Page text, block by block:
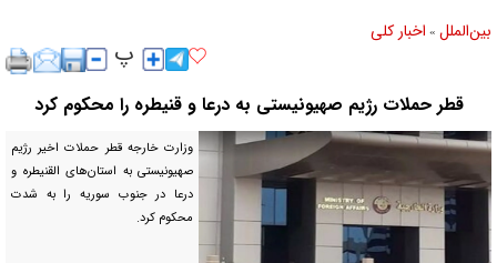
بين‌الملل » اخبار كلی
قطر حملات رژیم صهیونیستی به درعا و قنیطره را محکوم کرد
وزارت خارجه قطر حملات اخیر رژیم
صهیونیستی به استان‌های القنیطره و
درعا در جنوب سوریه را به شدت
محکوم کرد.